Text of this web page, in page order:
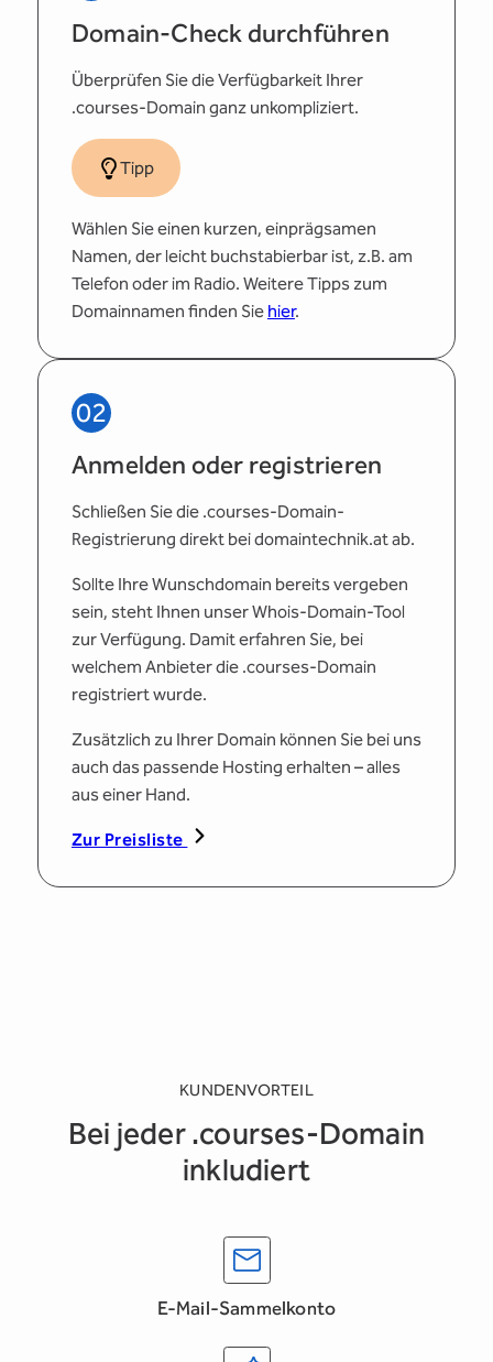
Domain-Check durchführen
Überprüfen Sie die Verfügbarkeit Ihrer
.courses-Domain ganz unkompliziert.
Tipp
Wählen Sie einen kurzen, einprägsamen
Namen, der leicht buchstabierbar ist, z.B. am
Telefon oder im Radio. Weitere Tipps zum
Domainnamen finden Sie hier.
02
Anmelden oder registrieren
Schließen Sie die .courses-Domain-
Registrierung direkt bei domaintechnik.at ab.
Sollte Ihre Wunschdomain bereits vergeben
sein, steht Ihnen unser Whois-Domain-Tool
zur Verfügung. Damit erfahren Sie, bei
welchem Anbieter die .courses-Domain
registriert wurde.
Zusätzlich zu Ihrer Domain können Sie bei uns
auch das passende Hosting erhalten – alles
aus einer Hand.
Zur Preisliste
KUNDENVORTEIL
Bei jeder .courses-Domain
inkludiert
E-Mail-Sammelkonto